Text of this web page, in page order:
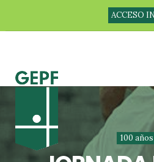
ACCESO
100 años